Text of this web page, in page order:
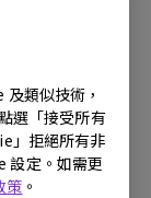
類似技術，
選「接受所有
」拒絕所有非
設定。如需更
策 。
保養或操作產
帶電插拔非